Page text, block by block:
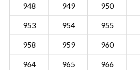
948 949 950
953 954 955
958 959 960
964 965 966